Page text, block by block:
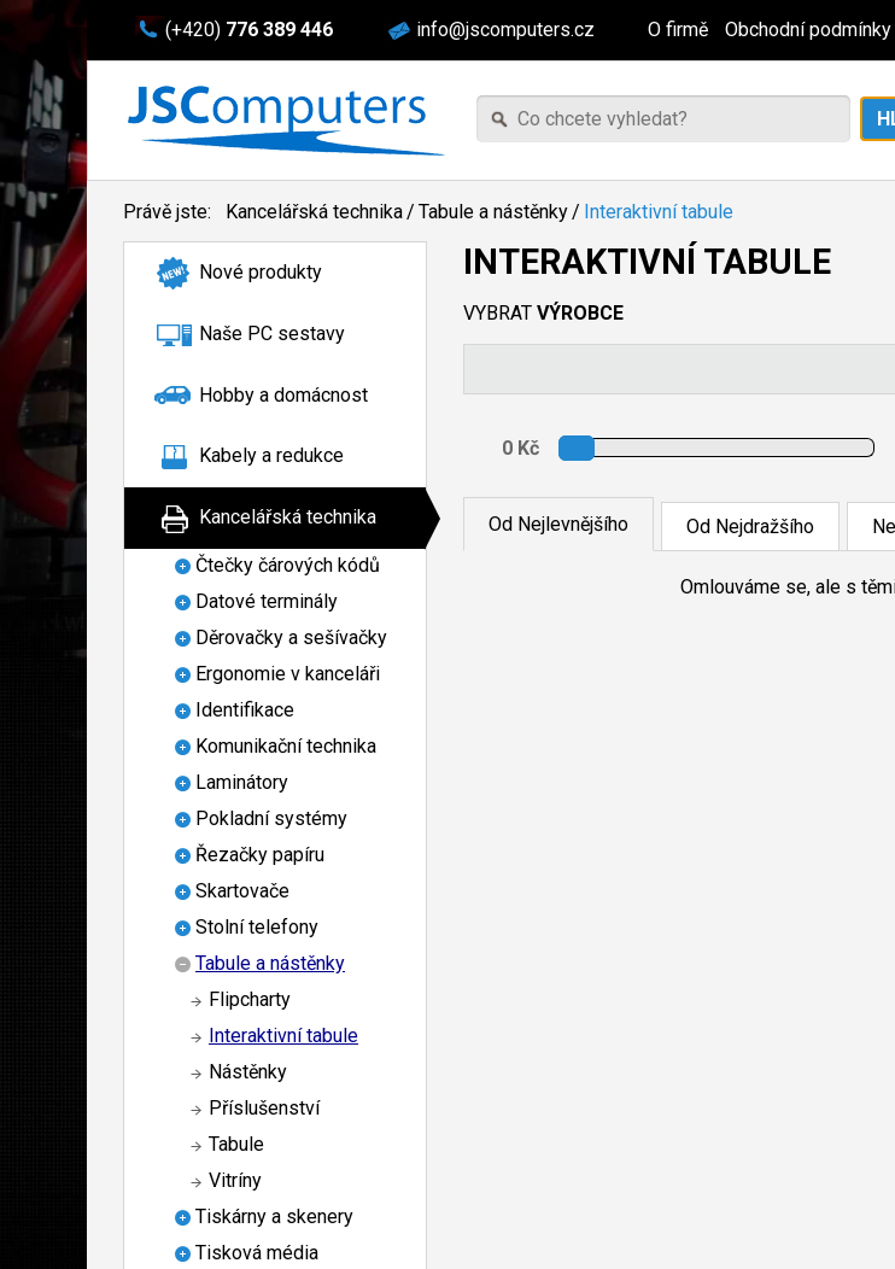
(+420) 776 389 446 info@jscomputers.cz O firmě Obchodní podmínky
Právě jste: Kancelářská technika/ Tabule a nástěnky/ Interaktivní tabule
Nové produkty
Naše PC sestavy
Hobby a domácnost
Kabely a redukce
Kancelářská technika
Čtečky čárových kódů
Datové terminály
Děrovačky a sešívačky
Ergonomie v kanceláři
Identifikace
Komunikační technika
Laminátory
Pokladní systémy
Řezačky papíru
Skartovače
Stolní telefony
Tabule a nástěnky
Flipcharty
Interaktivní tabule
Nástěnky
Příslušenství
Tabule
Vitríny
Tiskárny a skenery
Tisková média
INTERAKTIVNÍ TABULE
VYBRAT VÝROBCE
Od Nejlevnějšího Od Nejdražšího
Omlouváme se, ale s